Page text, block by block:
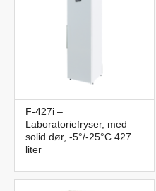
F-427i –
Laboratoriefryser, med
solid dør, -5°/-25°C 427
liter